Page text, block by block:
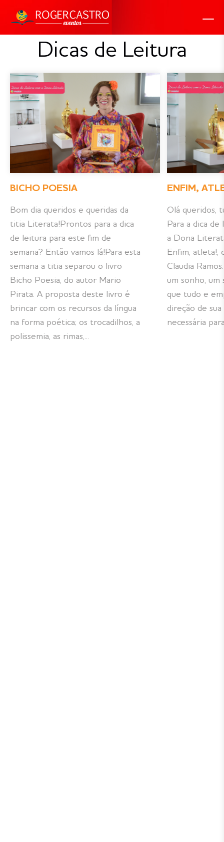
Dicas de Leitura
BICHO POESIA
Bom dia queridos e queridas da
titia Literata!Prontos para a dica
de leitura para este fim de
semana? Então vamos lá!Para esta
semana a titia separou o livro
Bicho Poesia, do autor Mario
Pirata. A proposta deste livro é
brincar com os recursos da língua
na forma poética; os trocadilhos, a
polissemia, as rimas,...
ENFIM,
Olá queridos,
Para a dica
a Dona
Enfim, atleta!,
Claudia
um sonho, um
que tudo e
direção de
necessária